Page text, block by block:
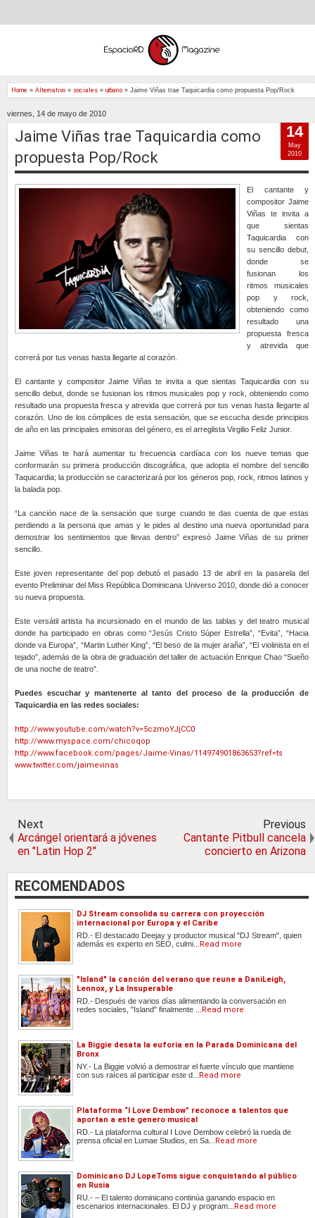
Home » Alternativo » sociales » urbano » Jaime Viñas trae Taquicardia como propuesta Pop/Rock
viernes, 14 de mayo de 2010
Jaime Viñas trae Taquicardia como
propuesta Pop/Rock
El cantante y
compositor Jaime
Viñas te invita a
que sientas
Taquicardia con
su sencillo debut,
donde se
fusionan los
ritmos musicales
pop y rock,
obteniendo como
resultado una
propuesta fresca
y atrevida que
correrá por tus venas hasta llegarte al corazón.
El cantante y compositor Jaime Viñas te invita a que sientas Taquicardia con su
sencillo debut, donde se fusionan los ritmos musicales pop y rock, obteniendo como
resultado una propuesta fresca y atrevida que correrá por tus venas hasta llegarte al
corazón. Uno de los cómplices de esta sensación, que se escucha desde principios
de año en las principales emisoras del género, es el arreglista Virgilio Feliz Junior.
Jaime Viñas te hará aumentar tu frecuencia cardíaca con los nueve temas que
conformarán su primera producción discográfica, que adopta el nombre del sencillo
Taquicardia; la producción se caracterizará por los géneros pop, rock, ritmos latinos y
la balada pop.
“La canción nace de la sensación que surge cuando te das cuenta de que estas
perdiendo a la persona que amas y le pides al destino una nueva oportunidad para
demostrar los sentimientos que llevas dentro” expresó Jaime Viñas de su primer
sencillo.
Este joven representante del pop debutó el pasado 13 de abril en la pasarela del
evento Preliminar del Miss República Dominicana Universo 2010, donde dió a conocer
su nueva propuesta.
Este versátil artista ha incursionado en el mundo de las tablas y del teatro musical
donde ha participado en obras como “Jesús Cristo Súper Estrella”, “Evita”, “Hacia
donde va Europa”, “Martin Luther King”, “El beso de la mujer araña”, “El violinista en el
tejado”, además de la obra de graduación del taller de actuación Enrique Chao “Sueño
de una noche de teatro”.
Puedes escuchar y mantenerte al tanto del proceso de la producción de
Taquicardia en las redes sociales:
http://www.youtube.com/watch?v=5czmoYJjCC0
http://www.myspace.com/chicoqop
http://www.facebook.com/pages/Jaime-Vinas/114974901863653?ref=ts
www.twitter.com/jaimevinas
14
May
2010
Next
Arcángel orientará a jóvenes
en "Latin Hop 2"
Previous
Cantante Pitbull cancela
concierto en Arizona
RECOMENDADOS
DJ Stream consolida su carrera con proyección
internacional por Europa y el Caribe
RD.- El destacado Deejay y productor musical "DJ Stream", quien
además es experto en SEO, culmi...
Read more
"Island" la canción del verano que reune a DaniLeigh,
Lennox, y La Insuperable
RD.- Después de varios días alimentando la conversación en
redes sociales, "Island" finalmente ...
Read more
La Biggie desata la euforia en la Parada Dominicana del
Bronx
NY.- La Biggie volvió a demostrar el fuerte vínculo que mantiene
con sus raíces al participar este d...
Read more
Plataforma “I Love Dembow” reconoce a talentos que
aportan a este genero musical
RD.- La plataforma cultural I Love Dembow celebró la rueda de
prensa oficial en Lumae Studios, en Sa...
Read more
Dominicano DJ LopeToms sigue conquistando al público
en Rusia
RU.- – El talento dominicano continúa ganando espacio en
escenarios internacionales. El DJ y program...
Read more